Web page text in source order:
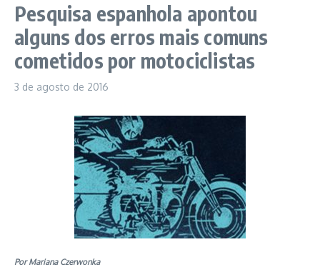
Pesquisa espanhola apontou
alguns dos erros mais comuns
cometidos por motociclistas
3 de agosto de 2016
Por Mariana Czerwonka